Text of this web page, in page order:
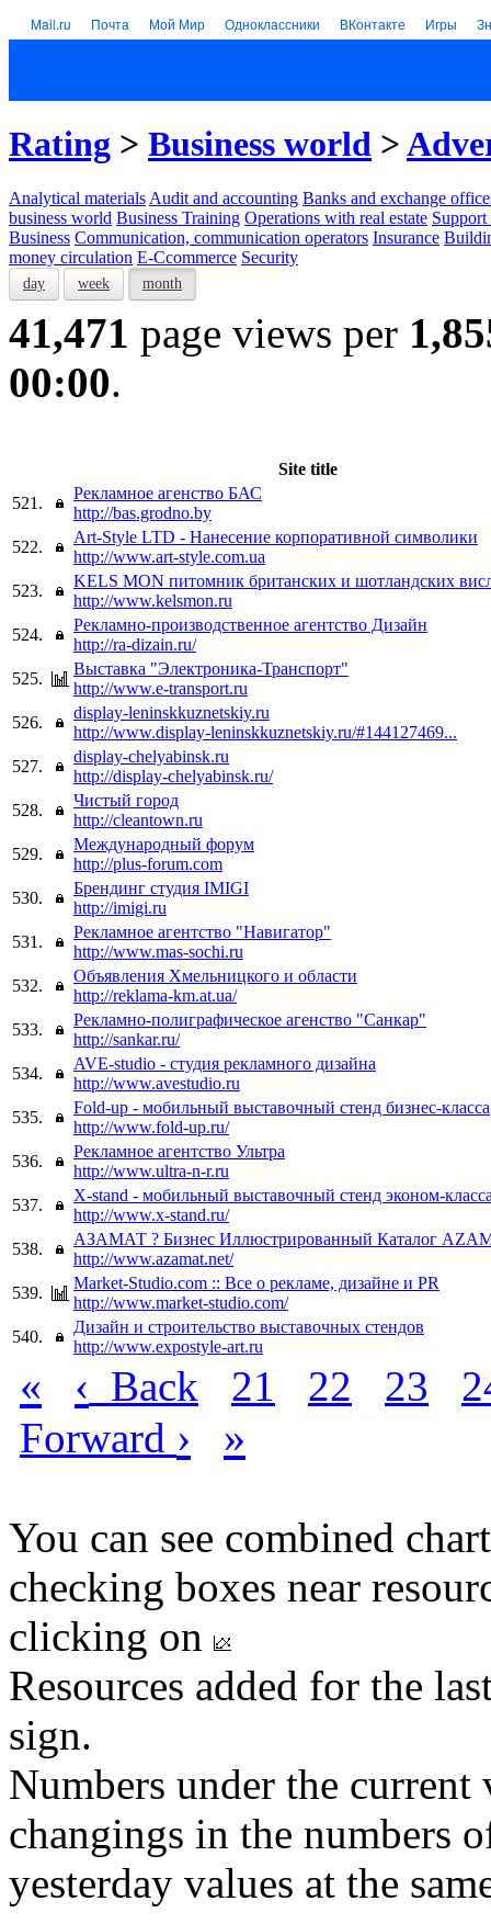
Mail.ru Почта Мой Мир Одноклассники ВКонтакте Игры
Rating > Business world >
Analytical materials Audit and accounting Banks and exchange
business world Business Training Operations with real estate Support
Business Communication, communication operators Insurance
money circulation E-Ccommerce Security
day week month
41,471 page views per
00:00.
Site title
521.
Рекламное агенство БАС
http://bas.grodno.by
522.
Art-Style LTD - Нанесение корпоративной символики
http://www.art-style.com.ua
523.
KELS MON питомник британских и шотландских
http://www.kelsmon.ru
524.
Рекламно-производственное агентство Дизайн
http://ra-dizain.ru/
525.
Выставка "Электроника-Транспорт"
http://www.e-transport.ru
526.
display-leninskkuznetskiy.ru
http://www.display-leninskkuznetskiy.ru/#144127469...
527.
display-chelyabinsk.ru
http://display-chelyabinsk.ru/
528.
Чистый город
http://cleantown.ru
529.
Международный форум
http://plus-forum.com
530.
Брендинг студия IMIGI
http://imigi.ru
531.
Рекламное агентство "Навигатор"
http://www.mas-sochi.ru
532.
Объявления Хмельницкого и области
http://reklama-km.at.ua/
533.
Рекламно-полиграфическое агенство "Санкар"
http://sankar.ru/
534.
AVE-studio - студия рекламного дизайна
http://www.avestudio.ru
535.
Fold-up - мобильный выставочный стенд бизнес-класса
http://www.fold-up.ru/
536.
Рекламное агентство Ультра
http://www.ultra-n-r.ru
537.
X-stand - мобильный выставочный стенд эконом-
http://www.x-stand.ru/
538.
АЗАМАТ ? Бизнес Иллюстрированный Каталог
http://www.azamat.net/
539.
Market-Studio.com :: Все о рекламе, дизайне и PR
http://www.market-studio.com/
540.
Дизайн и строительство выставочных стендов
http://www.expostyle-art.ru
« ‹ Back 21 22 23
Forward › »
You can see combined
checking boxes near
clicking on
Resources added for the
sign.
Numbers under the
changings in the numbers
yesterday values at the